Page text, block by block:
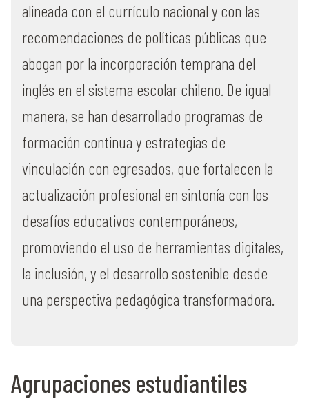
alineada con el currículo nacional y con las
recomendaciones de políticas públicas que
abogan por la incorporación temprana del
inglés en el sistema escolar chileno. De igual
manera, se han desarrollado programas de
formación continua y estrategias de
vinculación con egresados, que fortalecen la
actualización profesional en sintonía con los
desafíos educativos contemporáneos,
promoviendo el uso de herramientas digitales,
la inclusión, y el desarrollo sostenible desde
una perspectiva pedagógica transformadora.
Agrupaciones estudiantiles